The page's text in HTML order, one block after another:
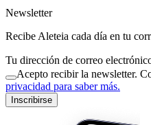
Newsletter
Recibe Aleteia cada día en tu
Tu dirección de correo
Acepto recibir la newsletter.
privacidad para saber más.
Inscribirse